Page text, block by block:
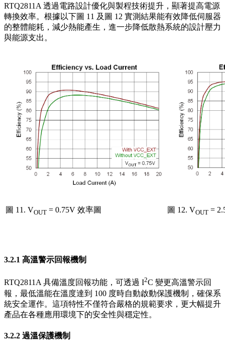
RTQ2811A 透過電路設計優化與製程技術提升，顯著提高電源
轉換效率。根據以下圖 11 及圖 12 實測結果能有效降低伺服器
的整體能耗，減少熱能產生，進一步降低散熱系統的設計壓力
與能源支出。
圖 11. VOUT = 0.75V 效率圖 圖 12. VOUT =
3.2.1 高溫警示回報機制
RTQ2811A 具備溫度回報功能，可透過 I2C 變更高溫警示回
報，最低溫能在溫度達到 100 度時自動啟動保護機制，確保系
統安全運作。這項特性不僅符合嚴格的規範要求，更大幅提升
產品在各種應用環境下的安全性與穩定性。
3.2.2 過溫保護機制